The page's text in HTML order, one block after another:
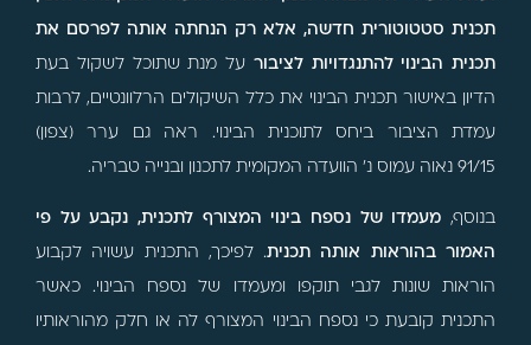
תכנית סטטוטורית חדשה, אלא רק הנחתה אותה לפרסם את
תכנית הבינוי להתנגדויות לציבור על מנת שתוכל לשקול בעת
הדיון באישור תכנית הבינוי את כלל השיקולים הרלוונטיים, לרבות
עמדת הציבור ביחס לתוכנית הבינוי. ראה גם ערר (צפון)
91/15 נאוה עמוס נ' הוועדה המקומית לתכנון ובנייה טבריה.
בנוסף, מעמדו של נספח בינוי המצורף לתכנית, נקבע על פי
האמור בהוראות אותה תכנית. לפיכך, התכנית עשויה לקבוע
הוראות שונות לגבי תוקפו ומעמדו של נספח הבינוי. כאשר
התכנית קובעת כי נספח הבינוי המצורף לה או חלק מהוראותיו